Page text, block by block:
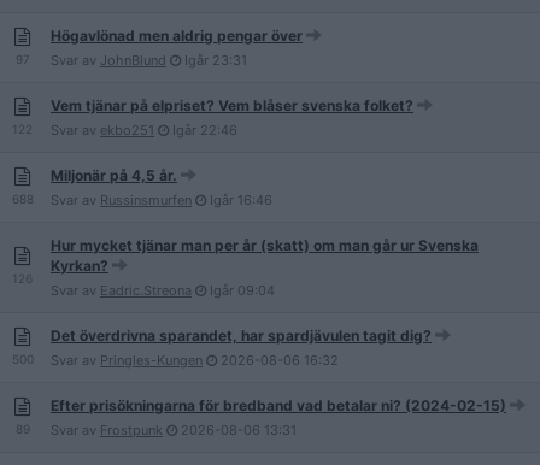
97
Högavlönad men aldrig pengar över
Svar av JohnBlund Igår 23:31
122
Vem tjänar på elpriset? Vem blåser svenska folket?
Svar av ekbo251 Igår 22:46
688
Miljonär på 4,5 år.
Svar av Russinsmurfen Igår 16:46
126
Hur mycket tjänar man per år (skatt) om man går ur Svenska
Kyrkan?
Svar av Eadric.Streona Igår 09:04
500
Det överdrivna sparandet, har spardjävulen tagit dig?
Svar av Pringles-Kungen 2026-08-06 16:32
89
Efter prisökningarna för bredband vad betalar ni? (2024-02-15)
Svar av Frostpunk 2026-08-06 13:31